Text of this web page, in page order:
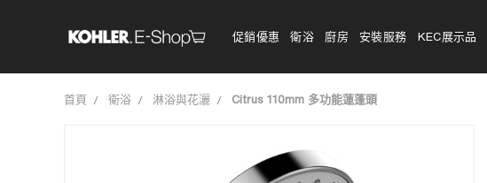
促銷優惠 衛浴 廚房 安裝服務 KEC展示品
首頁 衛浴 淋浴與花灑 Citrus 110mm 多功能蓮蓬頭